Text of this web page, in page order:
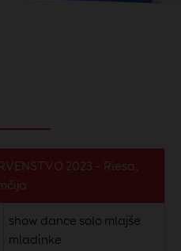
2023 – Riesa,
show dance solo mlajše
mladinke